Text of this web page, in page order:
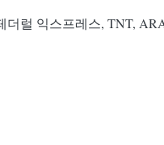
더럴 익스프레스, TNT,